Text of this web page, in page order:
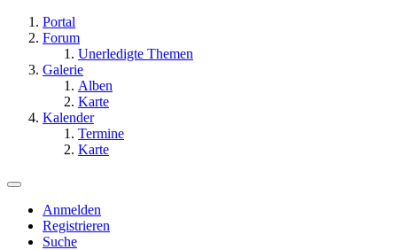
Portal
Forum
Unerledigte Themen
Galerie
Alben
Karte
Kalender
Termine
Karte
Anmelden
Registrieren
Suche